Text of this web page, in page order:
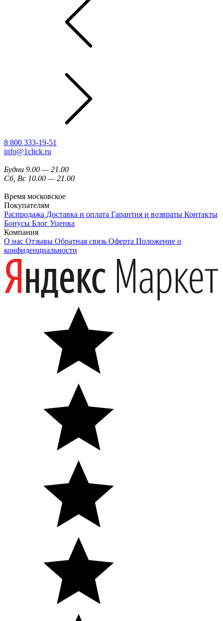
8 800 333-19-51
info@1click.ru
Будни 9.00 — 21.00
Сб, Вс 10.00 — 21.00
Время московское
Покупателям
Распродажа Доставка и оплата Гарантия и возвраты Контакты
Бонусы Блог Уценка
Компания
О нас Отзывы Обратная связь Оферта Положение о
конфиденциальности